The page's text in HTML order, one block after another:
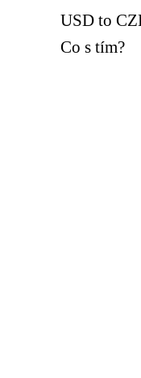
USD to
Co s tím?